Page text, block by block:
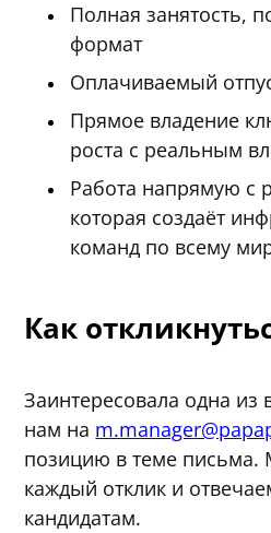
Полная занятость,
формат
Оплачиваемый
Прямое владение
роста с реальным
Работа напрямую с
которая создаёт
команд по всему
Как
Заинтересовала одна из
нам на
позицию в теме письма.
каждый отклик и
кандидатам.